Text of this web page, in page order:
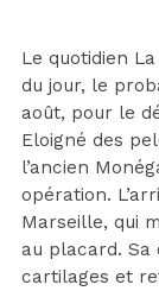
Le quotidien
du jour, le
août, pour le
Eloigné des
l’ancien
opération.
Marseille, qui
au placard.
cartilages et